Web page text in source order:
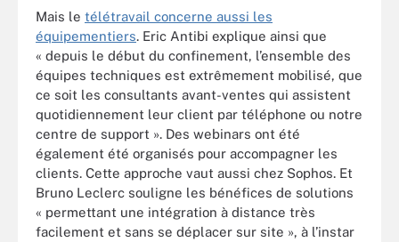
Mais le télétravail concerne aussi les
équipementiers. Eric Antibi explique ainsi que
« depuis le début du confinement, l’ensemble des
équipes techniques est extrêmement mobilisé, que
ce soit les consultants avant-ventes qui assistent
quotidiennement leur client par téléphone ou notre
centre de support ». Des webinars ont été
également été organisés pour accompagner les
clients. Cette approche vaut aussi chez Sophos. Et
Bruno Leclerc souligne les bénéfices de solutions
« permettant une intégration à distance très
facilement et sans se déplacer sur site », à l’instar